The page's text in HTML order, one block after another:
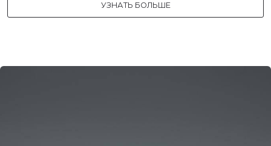
УЗНАТЬ БОЛЬШЕ